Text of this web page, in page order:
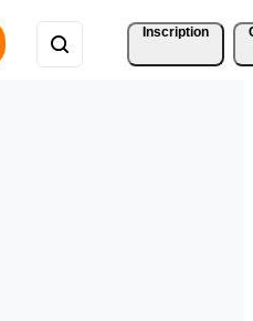
Inscription